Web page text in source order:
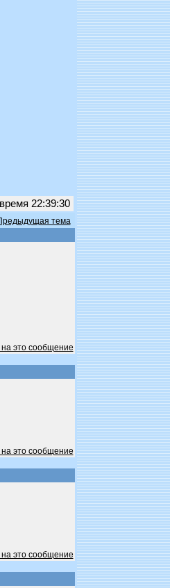
22:39:30
тема
на это сообщение
на это сообщение
на это сообщение